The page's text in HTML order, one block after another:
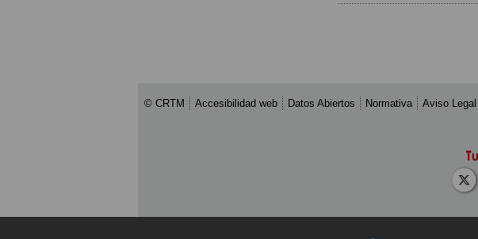
© CRTM Accesibilidad web Datos Abiertos Normativa Aviso Legal